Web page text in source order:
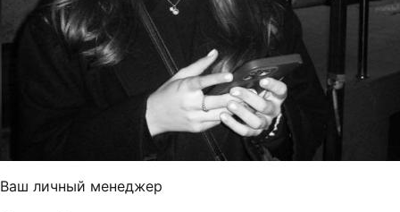
Ваш личный менеджер